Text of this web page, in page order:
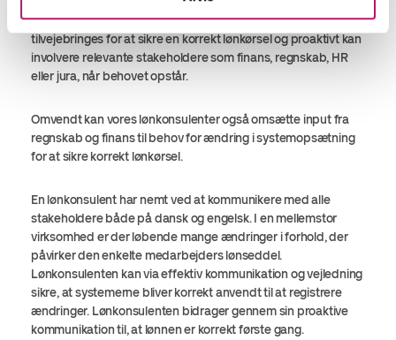
generel dataforståelse. Herunder indsigt i de data, der skal
tilvejebringes for at sikre en korrekt lønkørsel og proaktivt kan
involvere relevante stakeholdere som finans, regnskab, HR
eller jura, når behovet opstår.
Omvendt kan vores lønkonsulenter også omsætte input fra
regnskab og finans til behov for ændring i systemopsætning
for at sikre korrekt lønkørsel.
En lønkonsulent har nemt ved at kommunikere med alle
stakeholdere både på dansk og engelsk. I en mellemstor
virksomhed er der løbende mange ændringer i forhold, der
påvirker den enkelte medarbejders lønseddel.
Lønkonsulenten kan via effektiv kommunikation og vejledning
sikre, at systemerne bliver korrekt anvendt til at registrere
ændringer. Lønkonsulenten bidrager gennem sin proaktive
kommunikation til, at lønnen er korrekt første gang.